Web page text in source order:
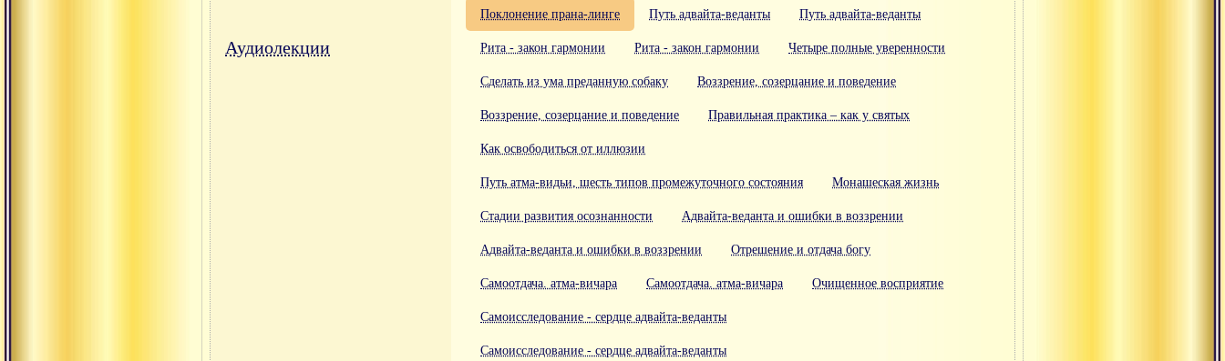
Аудиолекции
Поклонение прана-линге Путь адвайта-веданты Путь адвайта-веданты
Рита - закон гармонии Рита - закон гармонии Четыре полные уверенности
Сделать из ума преданную собаку Воззрение, созерцание и поведение
Воззрение, созерцание и поведение Правильная практика – как у святых
Как освободиться от иллюзии
Путь атма-видьи, шесть типов промежуточного состояния Монашеская жизнь
Стадии развития осознанности Адвайта-веданта и ошибки в воззрении
Адвайта-веданта и ошибки в воззрении Отрешение и отдача богу
Самоотдача. атма-вичара Самоотдача. атма-вичара Очищенное восприятие
Самоисследование - сердце адвайта-веданты
Самоисследование - сердце адвайта-веданты